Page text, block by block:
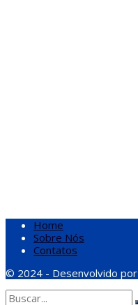
Home
Sobre Nós
Contatos
© 2024 - Desenvolvido por